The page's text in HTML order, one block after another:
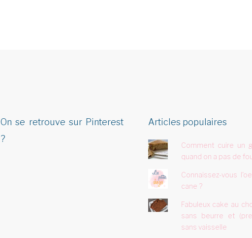
On se retrouve sur Pinterest
?
Articles populaires
Comment cuire un
quand on a pas de
Connaissez-vous
cane ?
Fabuleux cake au
sans beurre et
sans vaisselle